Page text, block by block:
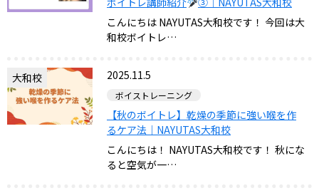
こんにちは NAYUTAS大和校です！ 今回は大
和校ボイトレ…
大和校 2025.11.5
ボイストレーニング
【秋のボイトレ】乾燥の季節に強い喉を作
るケア法｜NAYUTAS大和校
こんにちは！ NAYUTAS大和校です！ 秋にな
ると空気が一…